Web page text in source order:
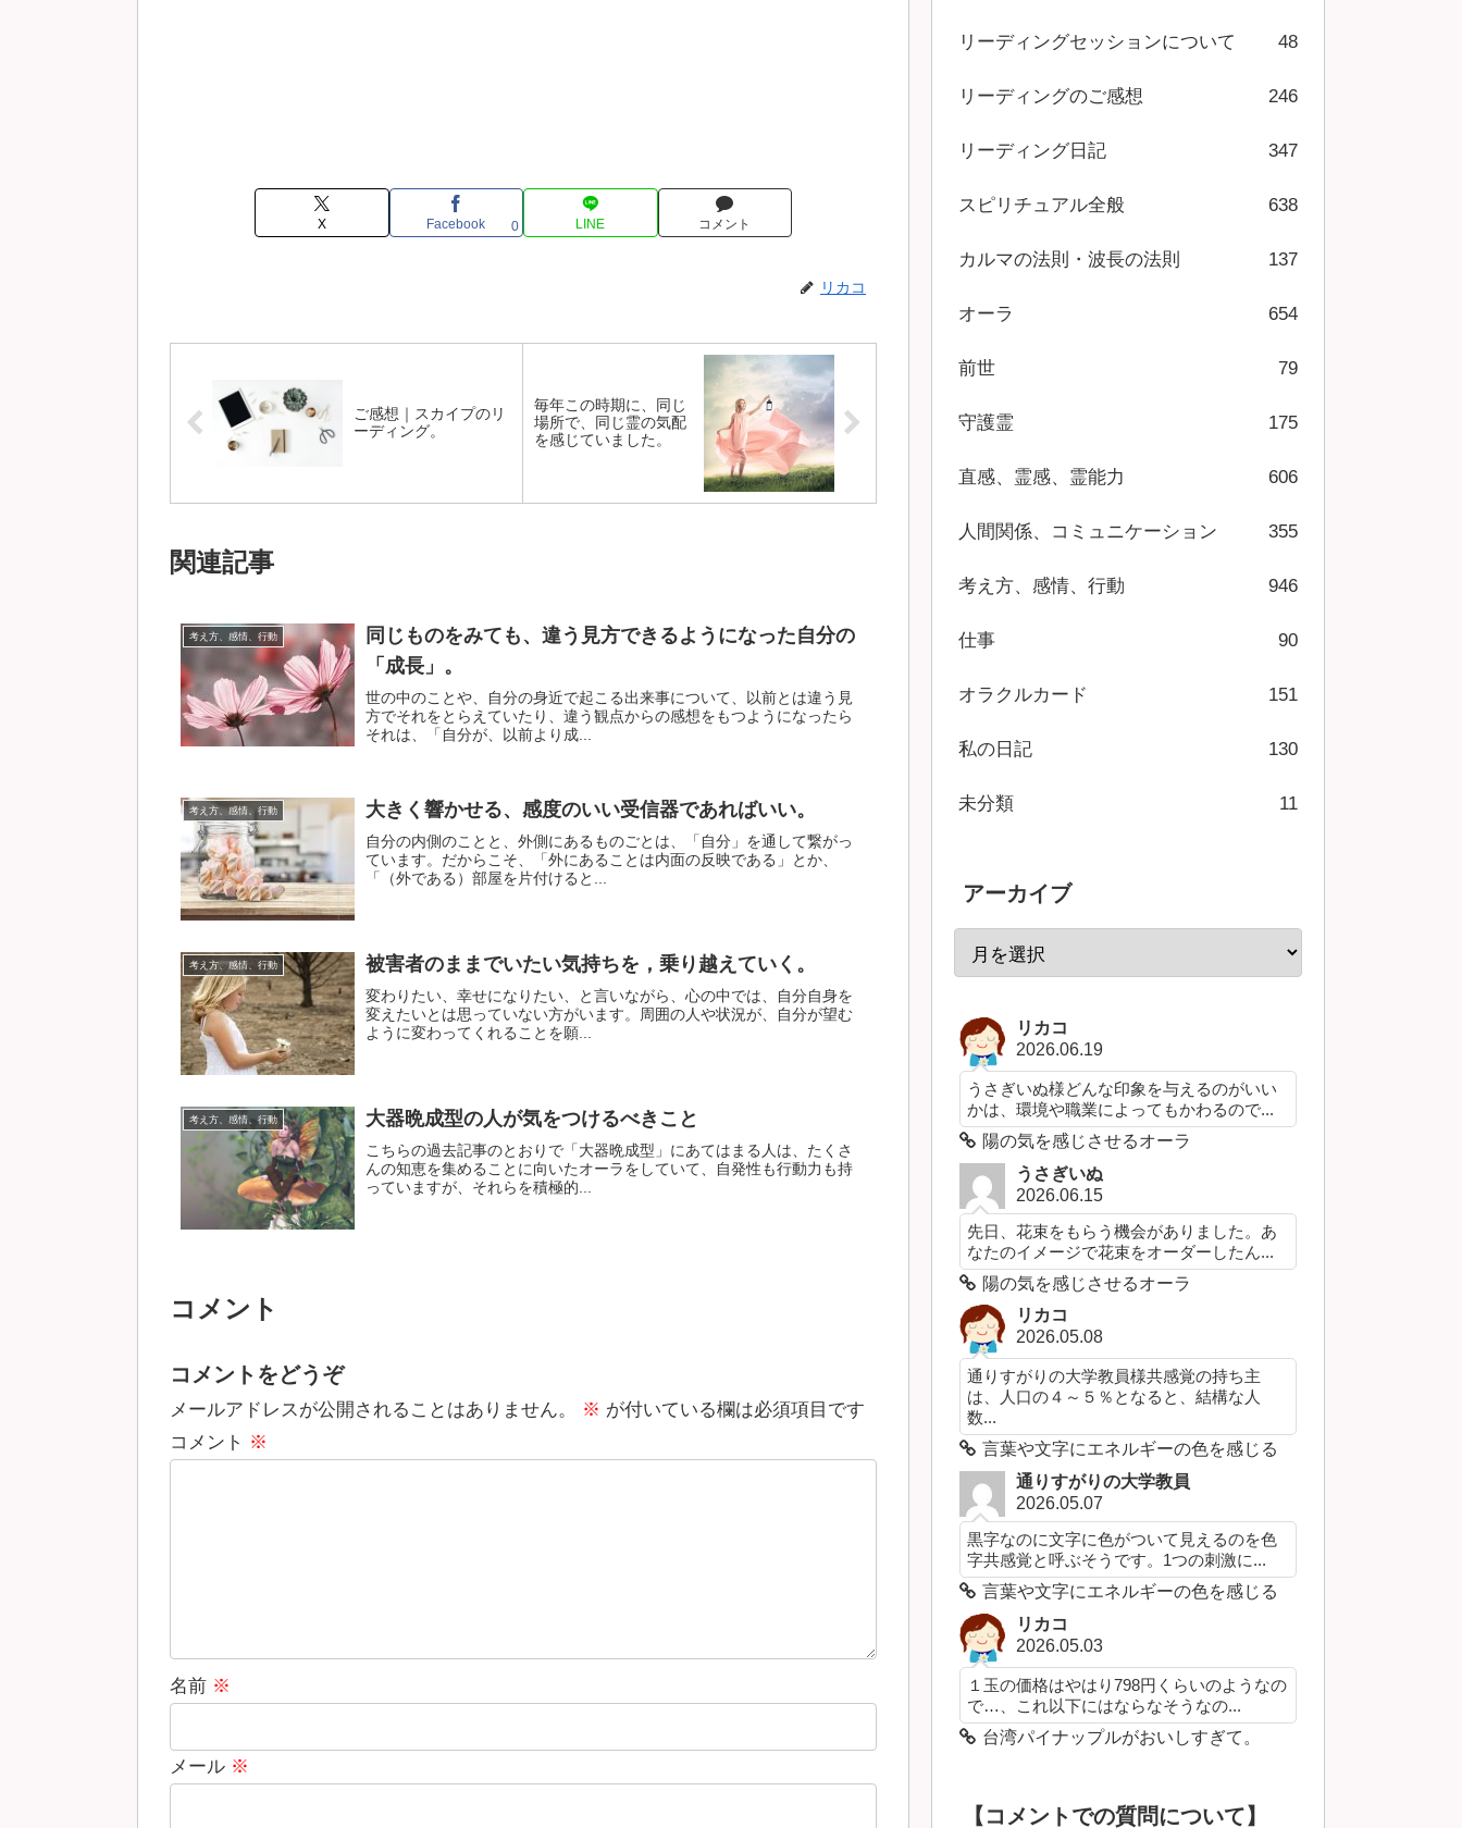
X Facebook 0 LINE コメント
リカコ
ご感想｜スカイプのリ
ーディング。
毎年この時期に、同じ
場所で、同じ霊の気配
を感じていました。
関連記事
考え方、感情、行動
同じものをみても、違う見方できるようになった自分の
「成長」。
世の中のことや、自分の身近で起こる出来事について、以前とは違う見
方でそれをとらえていたり、違う観点からの感想をもつようになったら
それは、「自分が、以前より成...
考え方、感情、行動 大きく響かせる、感度のいい受信器であればいい。
自分の内側のことと、外側にあるものごとは、「自分」を通して繋がっ
ています。だからこそ、「外にあることは内面の反映である」とか、
「（外である）部屋を片付けると...
考え方、感情、行動 被害者のままでいたい気持ちを，乗り越えていく。
変わりたい、幸せになりたい、と言いながら、心の中では、自分自身を
変えたいとは思っていない方がいます。周囲の人や状況が、自分が望む
ように変わってくれることを願...
考え方、感情、行動 大器晩成型の人が気をつけるべきこと
こちらの過去記事のとおりで「大器晩成型」にあてはまる人は、たくさ
んの知恵を集めることに向いたオーラをしていて、自発性も行動力も持
っていますが、それらを積極的...
コメント
コメントをどうぞ
メールアドレスが公開されることはありません。 ※ が付いている欄は必須項目です
コメント ※
名前 ※
メール ※
リーディングセッションについて 48
リーディングのご感想 246
リーディング日記 347
スピリチュアル全般 638
カルマの法則・波長の法則 137
オーラ 654
前世 79
守護霊 175
直感、霊感、霊能力 606
人間関係、コミュニケーション 355
考え方、感情、行動 946
仕事 90
オラクルカード 151
私の日記 130
未分類 11
アーカイブ
リカコ
2026.06.19
うさぎいぬ様どんな印象を与えるのがいい
かは、環境や職業によってもかわるので...
陽の気を感じさせるオーラ
うさぎいぬ
2026.06.15
先日、花束をもらう機会がありました。あ
なたのイメージで花束をオーダーしたん...
陽の気を感じさせるオーラ
リカコ
2026.05.08
通りすがりの大学教員様共感覚の持ち主
は、人口の４～５％となると、結構な人
数...
言葉や文字にエネルギーの色を感じる
通りすがりの大学教員
2026.05.07
黒字なのに文字に色がついて見えるのを色
字共感覚と呼ぶそうです。1つの刺激に...
言葉や文字にエネルギーの色を感じる
リカコ
2026.05.03
１玉の価格はやはり798円くらいのようなの
で…、これ以下にはならなそうなの...
台湾パイナップルがおいしすぎて。
【コメントでの質問について】